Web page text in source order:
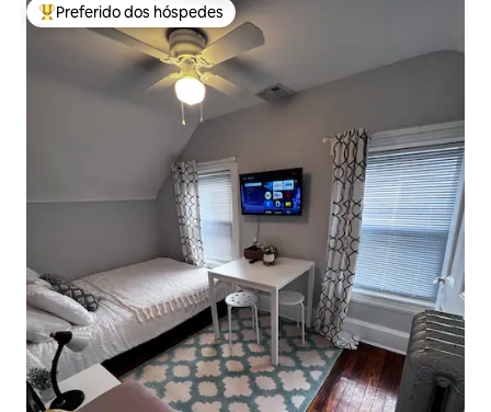
Entre os melhores preferidos dos hóspedes
Preferido dos hóspedes